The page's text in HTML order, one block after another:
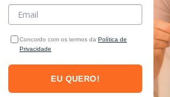
Concordo com os termos da Política de
Privacidade
EU QUERO!